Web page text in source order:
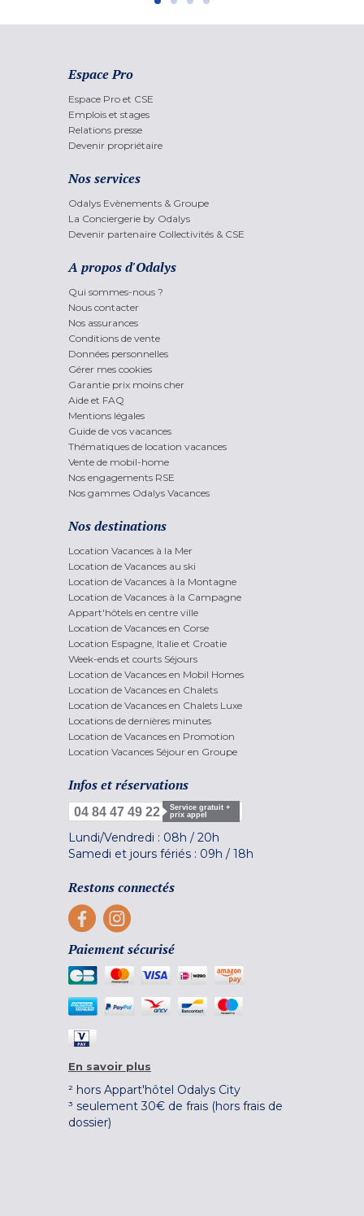
Espace Pro
Espace Pro et CSE
Emplois et stages
Relations presse
Devenir propriétaire
Nos services
Odalys Evènements & Groupe
La Conciergerie by Odalys
Devenir partenaire Collectivités & CSE
A propos d'Odalys
Qui sommes-nous ?
Nous contacter
Nos assurances
Conditions de vente
Données personnelles
Gérer mes cookies
Garantie prix moins cher
Aide et FAQ
Mentions légales
Guide de vos vacances
Thématiques de location vacances
Vente de mobil-home
Nos engagements RSE
Nos gammes Odalys Vacances
Nos destinations
Location Vacances à la Mer
Location de Vacances au ski
Location de Vacances à la Montagne
Location de Vacances à la Campagne
Appart'hôtels en centre ville
Location de Vacances en Corse
Location Espagne, Italie et Croatie
Week-ends et courts Séjours
Location de Vacances en Mobil Homes
Location de Vacances en Chalets
Location de Vacances en Chalets Luxe
Locations de dernières minutes
Location de Vacances en Promotion
Location Vacances Séjour en Groupe
Infos et réservations
04 84 47 49 22
Service gratuit +
prix appel
Lundi/Vendredi : 08h / 20h
Samedi et jours fériés : 09h / 18h
Restons connectés
Paiement sécurisé
En savoir plus
² hors Appart'hôtel Odalys City
³ seulement 30€ de frais (hors frais de
dossier)